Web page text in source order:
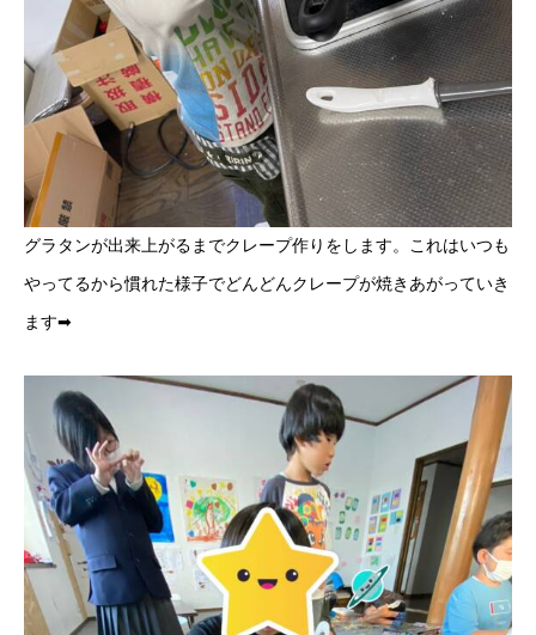
グラタンが出来上がるまでクレープ作りをします。これはいつも
やってるから慣れた様子でどんどんクレープが焼きあがっていき
ます➡